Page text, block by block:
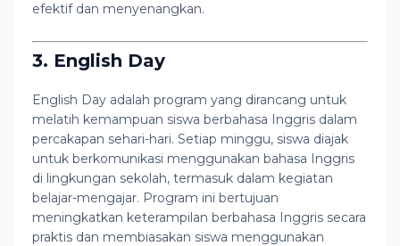
efektif dan menyenangkan.
3. English Day
English Day adalah program yang dirancang untuk
melatih kemampuan siswa berbahasa Inggris dalam
percakapan sehari-hari. Setiap minggu, siswa diajak
untuk berkomunikasi menggunakan bahasa Inggris
di lingkungan sekolah, termasuk dalam kegiatan
belajar-mengajar. Program ini bertujuan
meningkatkan keterampilan berbahasa Inggris secara
praktis dan membiasakan siswa menggunakan